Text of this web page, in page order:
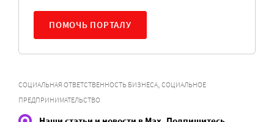
ПОМОЧЬ ПОРТАЛУ
СОЦИАЛЬНАЯ ОТВЕТСТВЕННОСТЬ БИЗНЕСА СОЦИАЛЬНОЕ
ПРЕДПРИНИМАТЕЛЬСТВО